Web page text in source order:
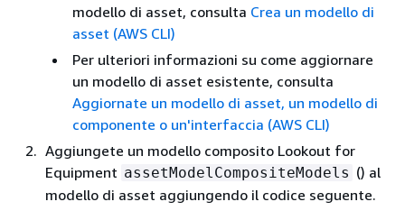
modello di asset, consulta Crea un modello di
asset (AWS CLI)
Per ulteriori informazioni su come aggiornare
un modello di asset esistente, consulta
Aggiornate un modello di asset, un modello di
componente o un'interfaccia (AWS CLI)
Aggiungete un modello composito Lookout for
Equipment assetModelCompositeModels () al
modello di asset aggiungendo il codice seguente.